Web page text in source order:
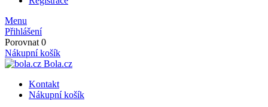
Menu
Přihlášení
Porovnat 0
Nákupní košík
Bola.cz
Kontakt
Nákupní košík